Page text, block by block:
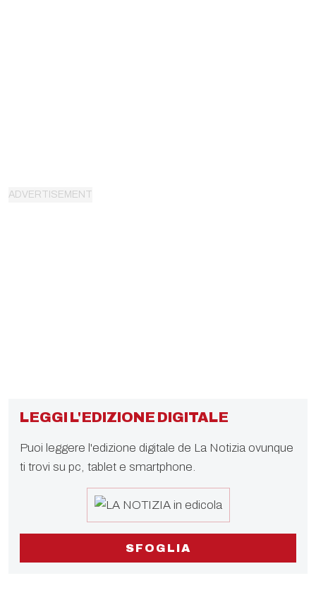
LEGGI L'EDIZIONE DIGITALE
Puoi leggere l'edizione digitale de La Notizia ovunque
ti trovi su pc, tablet e smartphone.
SFOGLIA